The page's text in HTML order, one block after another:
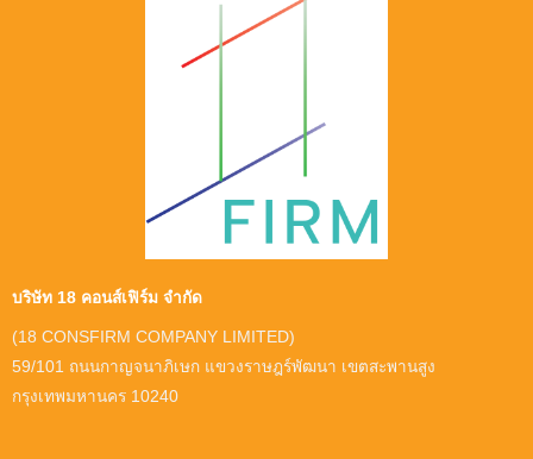
บริษัท 18 คอนส์เฟิร์ม จำกัด
(18 CONSFIRM COMPANY LIMITED)
59/101 ถนนกาญจนาภิเษก แขวงราษฎร์พัฒนา เขตสะพานสูง
กรุงเทพมหานคร 10240